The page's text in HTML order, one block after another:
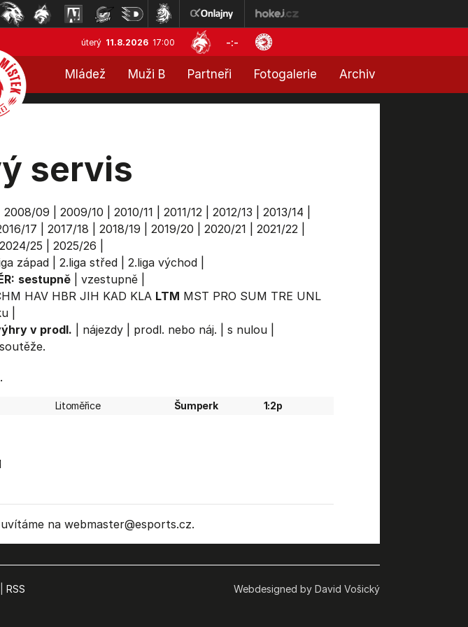
úterý 11.8.2026 17:00 -:-
Mládež Muži B Partneři Fotogalerie Archiv
servis
2008/09 2009/10 2010/11 2011/12| 2012/13 2013/14
17 2017/18 2018/19 2019/20 2020/21 2021/22|
2024/25 2025/26
západ| 2.liga střed| 2.liga východ|
sestupně| vzestupně|
HAV HBR JIH KAD KLA LTM MST PRO SUM TRE UNL
|
v prodl. nájezdy| prodl. nebo náj. s nulou|
Litoměřice Šumperk 1:2p
na webmaster@esports.cz.
RSS Webdesigned by David Vošický